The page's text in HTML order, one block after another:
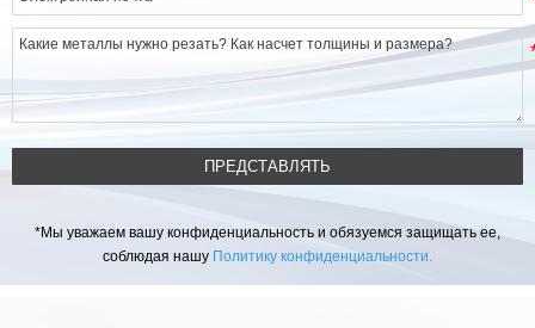
ПРЕДСТАВЛЯТЬ
*Мы уважаем вашу конфиденциальность и обязуемся защищать ее,
соблюдая нашу Политику конфиденциальности.